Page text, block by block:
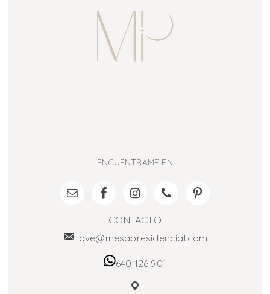
ENCUÉNTRAME EN
CONTACTO
love@mesapresidencial.com
640 126 901